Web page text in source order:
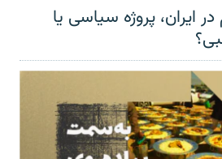
در ایران، پروژه سیاسی یا